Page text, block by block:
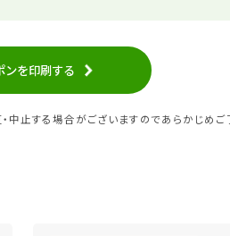
ンを印刷する
止する場合がございますのであらかじめご